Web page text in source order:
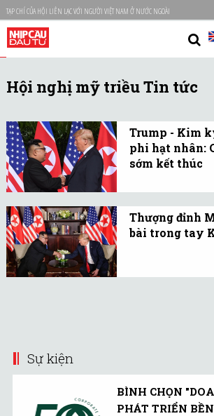
TẠP CHÍ CỦA HỘI LIÊN LẠC VỚI NGƯỜI VIỆT NAM Ở NƯỚC NGOÀI
Hội nghị mỹ triều Tin tức
Trump - Kim
phi hạt nhân:
sớm kết thúc
Hàn Quốc
tại bán đảo
Thượng đỉnh
bài trong tay
Sự kiện
BÌNH CHỌN
PHÁT TRIỂN